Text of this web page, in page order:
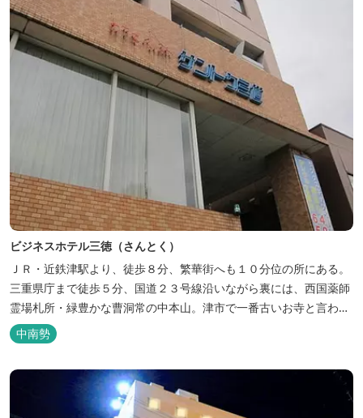
ビジネスホテル三徳（さんとく）
ＪＲ・近鉄津駅より、徒歩８分、繁華街へも１０分位の所にある。
三重県庁まで徒歩５分、国道２３号線沿いながら裏には、西国薬師
霊場札所・緑豊かな曹洞常の中本山。津市で一番古いお寺と言われ
る塔世山四天王寺があります。
中南勢